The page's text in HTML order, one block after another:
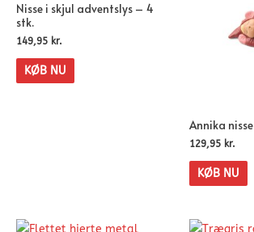
Nisse i skjul adventslys – 4
stk.
149,95 kr.
KØB NU
Annika nisse
129,95 kr.
KØB NU